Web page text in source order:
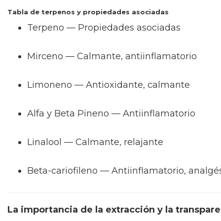
Tabla de terpenos y propiedades asociadas
Terpeno — Propiedades asociadas
Mirceno — Calmante, antiinflamatorio
Limoneno — Antioxidante, calmante
Alfa y Beta Pineno — Antiinflamatorio
Linalool — Calmante, relajante
Beta-cariofileno — Antiinflamatorio,
La importancia de la extracción y la